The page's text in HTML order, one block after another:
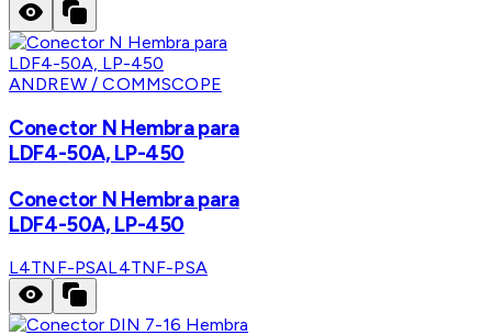
ANDREW / COMMSCOPE
Conector N Hembra para
LDF4-50A, LP-450
Conector N Hembra para
LDF4-50A, LP-450
L4TNF-PSAL4TNF-PSA